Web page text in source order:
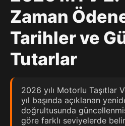
Zaman
Tarihler ve
Tutarlar
2026 yılı Motorlu Taşıtlar
yıl başında açıklanan
doğrultusunda
göre farklı seviyelerde